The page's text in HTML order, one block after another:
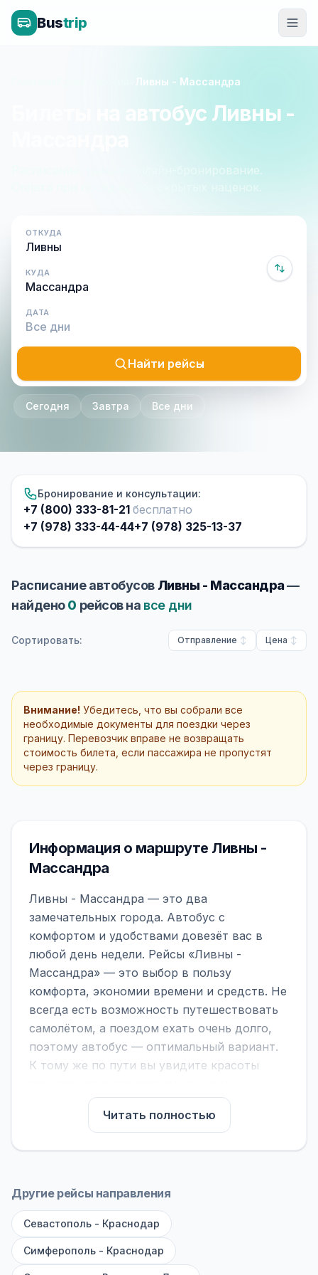
Bustrip
Ливны - Массандра
Билеты на автобус Ливны -
Расписание, цены и онлайн-бронирование.
Оплата при посадке, без скрытых наценок.
ОТКУДА
КУДА
ДАТА
Найти рейсы
Сегодня Завтра Все дни
Бронирование и консультации:
+7 (800) 333-81-21 бесплатно
+7 (978) 333-44-44+7 (978) 325-13-37
Расписание автобусов Ливны - Массандра—
найдено0 рейсов на все дни
Сортировать: Отправление Цена
Внимание! Убедитесь, что вы собрали все
необходимые документы для поездки через
границу. Перевозчик вправе не возвращать
стоимость билета, если пассажира не пропустят
через границу.
Информация о маршруте Ливны -
Массандра
Ливны - Массандра — это два
замечательных города. Автобус с
комфортом и удобствами довезёт вас в
любой день недели. Рейсы «Ливны -
Массандра» — это выбор в пользу
комфорта, экономии времени и средств. Не
всегда есть возможность путешествовать
самолётом, а поездом ехать очень долго,
поэтому автобус — оптимальный вариант.
К тому же по пути вы увидите красоты
На нашем сайте вы можете найти
расписание автобусов Ливны - Массандра,
сравнить рейсы и выбрать подходящий.
на микроавтобусы (8–18 мест). Если важен
(от 40 мест): у них лучше подвеска и
дорога ощущается меньше.
Читать полностью
Другие рейсы направления
Севастополь - Краснодар
Симферополь - Краснодар